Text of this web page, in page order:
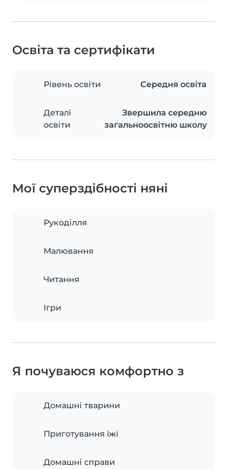
Освіта та сертифікати
Рівень освіти Середня освіта
Деталі
освіти
Звершила середню
загальноосвітню школу
Мої суперздібності няні
Рукоділля
Малювання
Читання
Ігри
Я почуваюся комфортно з
Домашні тварини
Приготування їжі
Домашні справи